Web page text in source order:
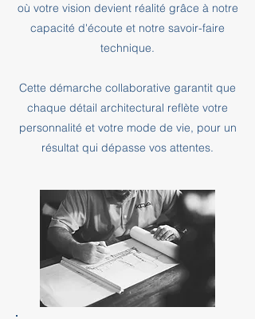
où votre vision devient réalité grâce à notre
capacité d'écoute et notre savoir-faire
technique.
Cette démarche collaborative garantit que
chaque détail architectural reflète votre
personnalité et votre mode de vie, pour un
résultat qui dépasse vos attentes.